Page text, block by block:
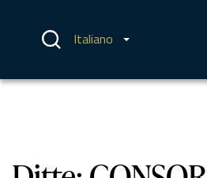
contenuto Italiano